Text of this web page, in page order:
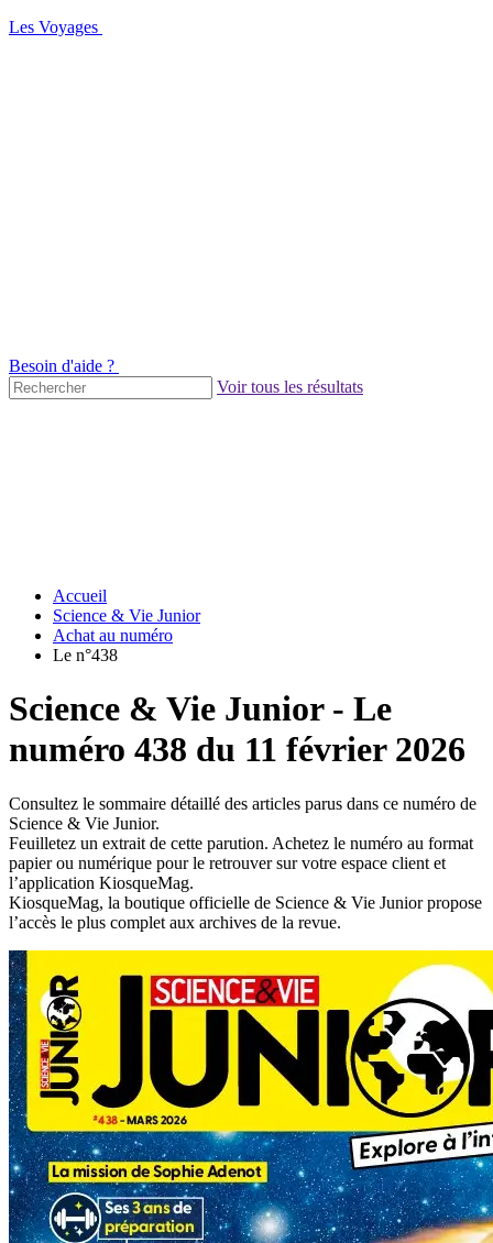
Les Voyages
Besoin d'aide ?
Voir tous les résultats
Accueil
Science & Vie Junior
Achat au numéro
Le n°438
Science & Vie Junior - Le
numéro 438 du 11 février 2026
Consultez le sommaire détaillé des articles parus dans ce numéro de
Science & Vie Junior.
Feuilletez un extrait de cette parution. Achetez le numéro au format
papier ou numérique pour le retrouver sur votre espace client et
l’application KiosqueMag.
KiosqueMag, la boutique officielle de Science & Vie Junior propose
l’accès le plus complet aux archives de la revue.